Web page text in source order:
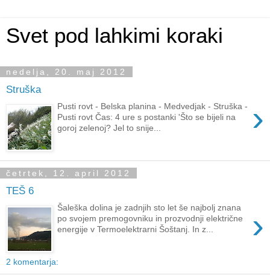
Svet pod lahkimi koraki
nedelja, 20. maj 2012
Struška
›
Pusti rovt - Belska planina - Medvedjak - Struška -
Pusti rovt Čas: 4 ure s postanki 'Što se bijeli na
goroj zelenoj? Jel to snije...
četrtek, 12. april 2012
TEŠ 6
›
Šaleška dolina je zadnjih sto let še najbolj znana
po svojem premogovniku in prozvodnji električne
energije v Termoelektrarni Šoštanj. In z...
2 komentarja: